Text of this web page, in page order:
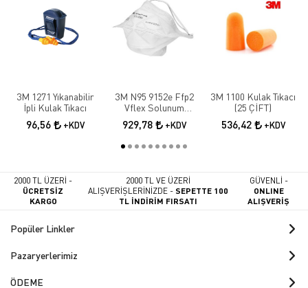
3M 1271 Yıkanabilir
İpli Kulak Tıkacı
96,56 +KDV
3M N95 9152e Ffp2
Vflex Solunum
Maskesi 10 Adet
929,78 +KDV
3M 1100 Kulak Tıkacı
(25 ÇİFT)
536,42 +KDV
2000 TL ÜZERİ -
ÜCRETSİZ
KARGO
2000 TL VE ÜZERİ
ALIŞVERİŞLERİNİZDE -SEPETTE 100
TL İNDİRİM FIRSATI
GÜVENLİ -
ONLINE
ALIŞVERİŞ
Popüler Linkler
Pazaryerlerimiz
ÖDEME